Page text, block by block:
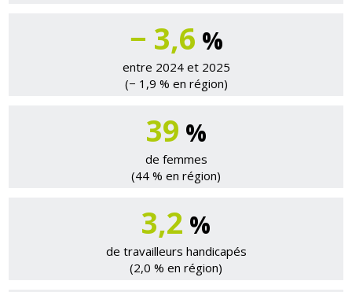
− 3,6 %
entre 2024 et 2025
(− 1,9 % en région)
39 %
de femmes
(44 % en région)
3,2 %
de travailleurs handicapés
(2,0 % en région)